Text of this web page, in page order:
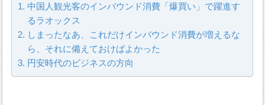
中国人観光客のインバウンド消費「爆買い」で躍進す
るラオックス
しまったなあ、これだけインバウンド消費が増えるな
ら、それに備えておけばよかった
円安時代のビジネスの方向